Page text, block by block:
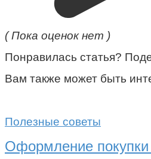
( Пока оценок нет )
Понравилась статья?
Вам также может быть
Полезные советы
Оформление